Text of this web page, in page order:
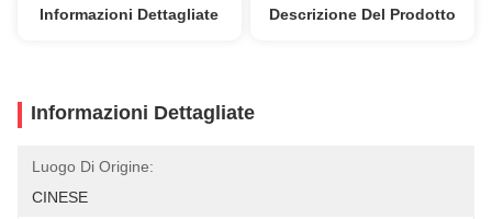
Informazioni Dettagliate Descrizione Del Prodotto
Informazioni Dettagliate
Luogo Di Origine:
CINESE